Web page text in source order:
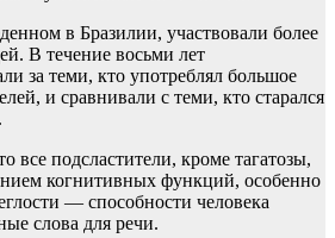
в Бразилии, участвовали более
В течение восьми лет
за теми, кто употреблял большое
и сравнивали с теми, кто старался
все подсластители, кроме тагатозы,
когнитивных функций, особенно
— способности человека
слова для речи.